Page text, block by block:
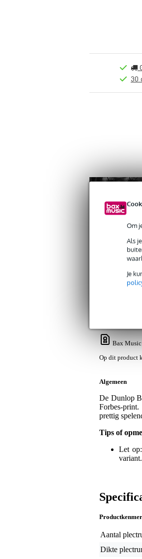
Om
Als
Je
30
Bax
Op dit product
Algemeen
De Dunlop
Forbes-
prettig
Tips of
Let
Aantal
Dikte